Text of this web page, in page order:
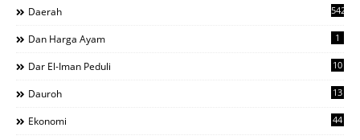
Daerah 542
Dan Harga Ayam 1
Dar El-Iman Peduli 10
Dauroh 13
Ekonomi 44